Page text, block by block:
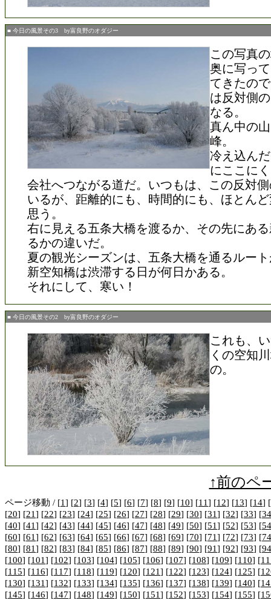
■ 今日の風景その3 by富良野のオダジー
この写真
奥に写っ
てきたの
は反対側
なる。
真ん中の
峰。
冷え込ん
にここに
会社へつながる道だ。いつもは、この反対
いるが、距離的にも、時間的にも、ほとん
思う。
右に見える五条大橋を渡るか、その先にあ
るかの違いだ。
夏の観光シーズンは、五条大橋を通るルー
新空知橋は渋滞する日が何日かある。
それにして、寒い！
■ 今日の風景その2 by富良野のオダジー
これも、
くの空知
の。
↑前のペ
ページ移動 / [1] [2] [3] [4] [5] [6] [7] [8] [9] [10] [11] [12] [13] [14] [
[20] [21] [22] [23] [24] [25] [26] [27] [28] [29] [30] [31] [32] [33] [34
[40] [41] [42] [43] [44] [45] [46] [47] [48] [49] [50] [51] [52] [53] [54
[60] [61] [62] [63] [64] [65] [66] [67] [68] [69] [70] [71] [72] [73] [74
[80] [81] [82] [83] [84] [85] [86] [87] [88] [89] [90] [91] [92] [93] [94
[100] [101] [102] [103] [104] [105] [106] [107] [108] [109] [110] [
[115] [116] [117] [118] [119] [120] [121] [122] [123] [124] [125] [
[130] [131] [132] [133] [134] [135] [136] [137] [138] [139] [140] [
[145] [146] [147] [148] [149] [150] [151] [152] [153] [154] [155] [